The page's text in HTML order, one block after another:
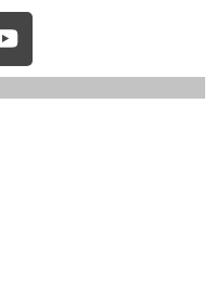
Y
o
u
t